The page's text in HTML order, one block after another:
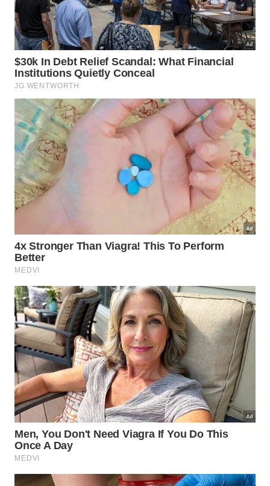
Essa estratégia faz parte da política de
hospitalidade adotada pelo empreendimento e está
entre os aspectos considerados pelo público que
participa do World’s Best Awards. A premiação leva
em conta fatores relacionados ao serviço, à
operação e à experiência geral durante a
hospedagem.
Ao longo de sua trajetória, o hotel acumulou